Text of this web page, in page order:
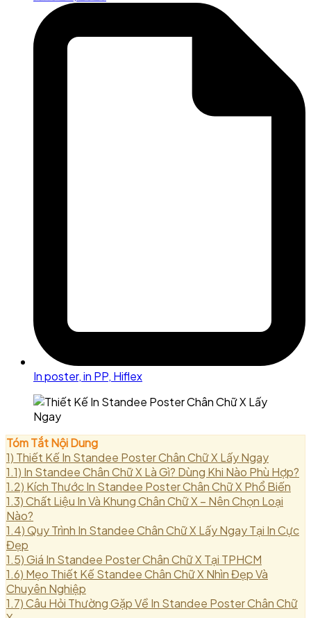
In poster, in PP, Hiflex
Tóm Tắt Nội Dung
1) Thiết Kế In Standee Poster Chân Chữ X Lấy Ngay
1.1) In Standee Chân Chữ X Là Gì? Dùng Khi Nào Phù Hợp?
1.2) Kích Thước In Standee Poster Chân Chữ X Phổ Biến
1.3)Chất Liệu In Và Khung Chân Chữ X – Nên Chọn Loại
Nào?
1.4)Quy Trình In Standee Chân Chữ X Lấy Ngay Tại In Cực
Đẹp
1.5)Giá In Standee Poster Chân Chữ X Tại TPHCM
1.6) Mẹo Thiết Kế Standee Chân Chữ X Nhìn Đẹp Và
Chuyên Nghiệp
1.7)Câu Hỏi Thường Gặp Về In Standee Poster Chân Chữ